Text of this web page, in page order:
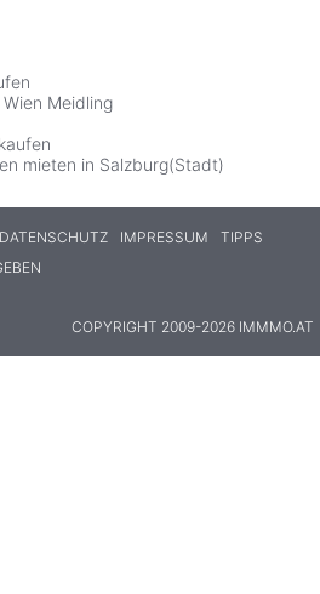
Meidling
mieten in Salzburg(Stadt)
DATENSCHUTZ IMPRESSUM
TIPPS
COPYRIGHT 2009-2026 IMMMO.AT